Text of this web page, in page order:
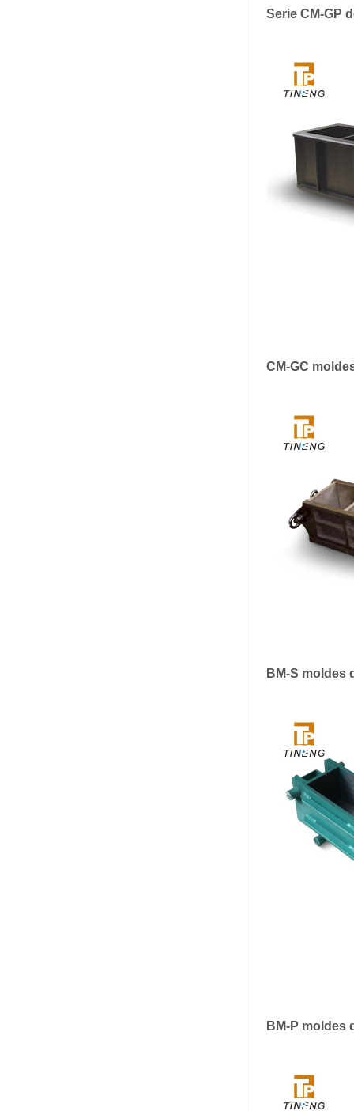
Serie CM-GP
CM-GC
BM-S moldes
BM-P moldes